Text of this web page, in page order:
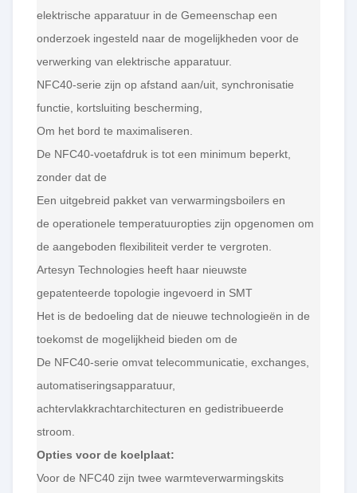
elektrische apparatuur in de Gemeenschap een
onderzoek ingesteld naar de mogelijkheden voor de
verwerking van elektrische apparatuur.
NFC40-serie zijn op afstand aan/uit, synchronisatie
functie, kortsluiting bescherming,
Om het bord te maximaliseren.
De NFC40-voetafdruk is tot een minimum beperkt,
zonder dat de
Een uitgebreid pakket van verwarmingsboilers en
de operationele temperatuuropties zijn opgenomen om
de aangeboden flexibiliteit verder te vergroten.
Artesyn Technologies heeft haar nieuwste
gepatenteerde topologie ingevoerd in SMT
Het is de bedoeling dat de nieuwe technologieën in de
toekomst de mogelijkheid bieden om de
De NFC40-serie omvat telecommunicatie, exchanges,
automatiseringsapparatuur,
achtervlakkrachtarchitecturen en gedistribueerde
stroom.
Opties voor de koelplaat:
Voor de NFC40 zijn twee warmteverwarmingskits